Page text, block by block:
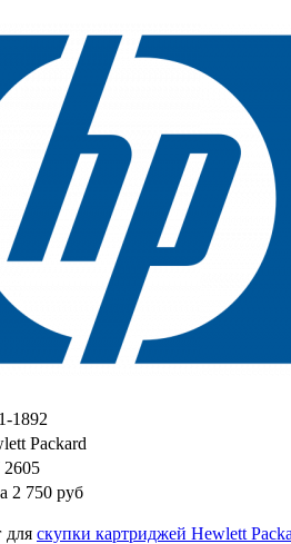
1892
Packard
2605
2 750 руб
для скупки картриджей Hewlett